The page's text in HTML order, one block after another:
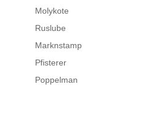
Molykote
Ruslube
Marknstamp
Pfisterer
Poppelman